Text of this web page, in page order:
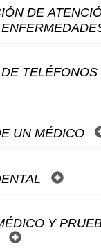
DE
UN MÉDICO
Y